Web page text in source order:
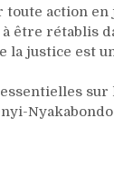
action
être rétablis
la justice est